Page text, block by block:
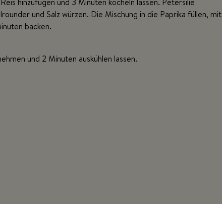
und Salz würzen. Die Mischung in die Paprika füllen, mit
backen.
und 2 Minuten auskühlen lassen.